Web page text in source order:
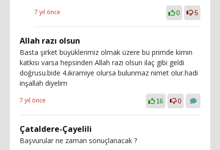
7 yıl önce 0 5
Allah razı olsun
Basta şirket büyüklerimiz olmak üzere bu primde kimin
katkısı varsa hepsinden Allah razı olsun ilaç gibi geldi
doğrusu.bide 4.ıkramiye olursa bulunmaz nimet olur.hadi
inşallah diyelim
7 yıl önce 16 0
Çataldere-Çayelili
Başvurular ne zaman sonuçlanacak ?